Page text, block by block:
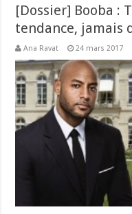
[Dossier] Booba :
tendance, jamais
Ana Ravat 24 mars 2017